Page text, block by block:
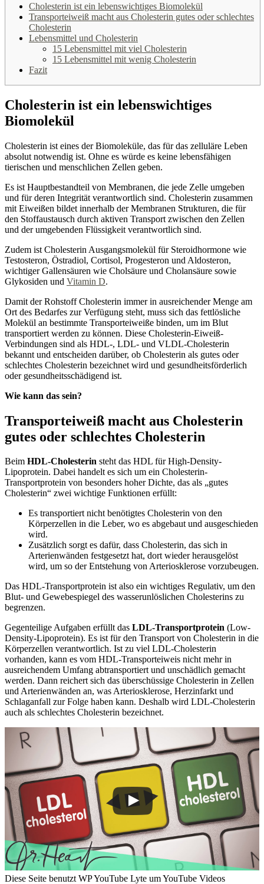
Cholesterin ist ein lebenswichtiges Biomolekül
Transporteiweiß macht aus Cholesterin gutes oder schlechtes
Cholesterin
Lebensmittel und Cholesterin
15 Lebensmittel mit viel Cholesterin
15 Lebensmittel mit wenig Cholesterin
Fazit
Cholesterin ist ein lebenswichtiges
Biomolekül
Cholesterin ist eines der Biomoleküle, das für das zelluläre Leben
absolut notwendig ist. Ohne es würde es keine lebensfähigen
tierischen und menschlichen Zellen geben.
Es ist Hauptbestandteil von Membranen, die jede Zelle umgeben
und für deren Integrität verantwortlich sind. Cholesterin zusammen
mit Eiweißen bildet innerhalb der Membranen Strukturen, die für
den Stoffaustausch durch aktiven Transport zwischen den Zellen
und der umgebenden Flüssigkeit verantwortlich sind.
Zudem ist Cholesterin Ausgangsmolekül für Steroidhormone wie
Testosteron, Östradiol, Cortisol, Progesteron und Aldosteron,
wichtiger Gallensäuren wie Cholsäure und Cholansäure sowie
Glykosiden und Vitamin D.
Damit der Rohstoff Cholesterin immer in ausreichender Menge am
Ort des Bedarfes zur Verfügung steht, muss sich das fettlösliche
Molekül an bestimmte Transporteiweiße binden, um im Blut
transportiert werden zu können. Diese Cholesterin-Eiweiß-
Verbindungen sind als HDL-, LDL- und VLDL-Cholesterin
bekannt und entscheiden darüber, ob Cholesterin als gutes oder
schlechtes Cholesterin bezeichnet wird und gesundheitsförderlich
oder gesundheitsschädigend ist.
Wie kann das sein?
Transporteiweiß macht aus Cholesterin
gutes oder schlechtes Cholesterin
Beim HDL-Cholesterin steht das HDL für High-Density-
Lipoprotein. Dabei handelt es sich um ein Cholesterin-
Transportprotein von besonders hoher Dichte, das als „gutes
Cholesterin“ zwei wichtige Funktionen erfüllt:
Es transportiert nicht benötigtes Cholesterin von den
Körperzellen in die Leber, wo es abgebaut und ausgeschieden
wird.
Zusätzlich sorgt es dafür, dass Cholesterin, das sich in
Arterienwänden festgesetzt hat, dort wieder herausgelöst
wird, um so der Entstehung von Arteriosklerose vorzubeugen.
Das HDL-Transportprotein ist also ein wichtiges Regulativ, um den
Blut- und Gewebespiegel des wasserunlöslichen Cholesterins zu
begrenzen.
Gegenteilige Aufgaben erfüllt das LDL-Transportprotein (Low-
Density-Lipoprotein). Es ist für den Transport von Cholesterin in die
Körperzellen verantwortlich. Ist zu viel LDL-Cholesterin
vorhanden, kann es vom HDL-Transporteiweis nicht mehr in
ausreichendem Umfang abtransportiert und unschädlich gemacht
werden. Dann reichert sich das überschüssige Cholesterin in Zellen
und Arterienwänden an, was Arteriosklerose, Herzinfarkt und
Schlaganfall zur Folge haben kann. Deshalb wird LDL-Cholesterin
auch als schlechtes Cholesterin bezeichnet.
Diese Seite benutzt WP YouTube Lyte um YouTube Videos